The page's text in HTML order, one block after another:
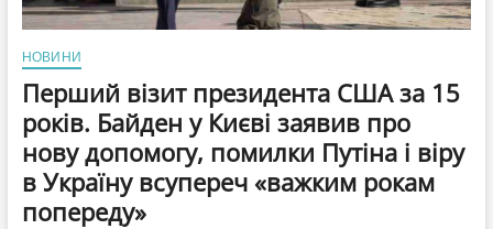
НОВИНИ
Перший візит президента США за 15
років. Байден у Києві заявив про
нову допомогу, помилки Путіна і віру
в Україну всупереч «важким рокам
попереду»